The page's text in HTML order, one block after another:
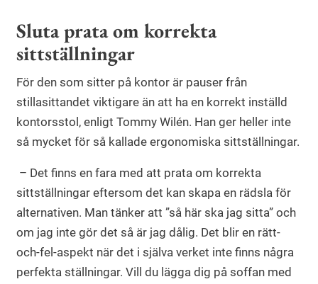
Sluta prata om korrekta
sittställningar
För den som sitter på kontor är pauser från
stillasittandet viktigare än att ha en korrekt inställd
kontorsstol, enligt Tommy Wilén. Han ger heller inte
så mycket för så kallade ergonomiska sittställningar.
– Det finns en fara med att prata om korrekta
sittställningar eftersom det kan skapa en rädsla för
alternativen. Man tänker att ”så här ska jag sitta” och
om jag inte gör det så är jag dålig. Det blir en rätt-
och-fel-aspekt när det i själva verket inte finns några
perfekta ställningar. Vill du lägga dig på soffan med